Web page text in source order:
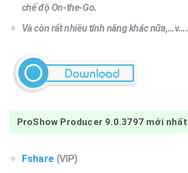
chế độ On-the-Go.
Và còn rất nhiều tính năng khác nữa,…v….
ProShow Producer 9.0.3797 mới nhất
Fshare (VIP)